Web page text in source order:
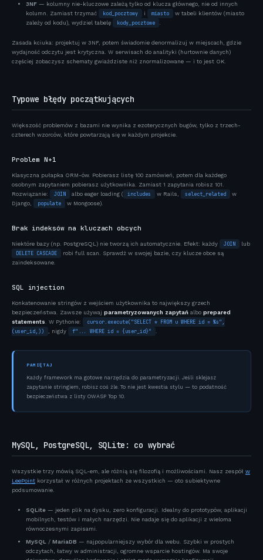
3NF — kolumny nie-kluczowe zależą tylko od klucza głównego, nie od innych
kolumn. Zamiast trzymać
kod_pocztowy i miasto
w tabeli klientów (miasto
zależy od kodu), wydziel tabelę
kody_pocztowe
Zasada kciuka: projektuj w 3NF, potem świadomie denormalizuj w miejscach, gdzie
wydajność odczytu jest krytyczna. W serwisach do analityki (hurtownie danych)
częściej zobaczysz schematy gwiaździste niż znormalizowane — i to jest OK.
Typowe błędy początkujących
Większość problemów z bazami nie wynika z ezoterycznych bugów, tylko z trzech-
czterech wzorców, które powtarzają się w każdym projekcie.
Problem N+1
Klasyczna pułapka ORM-ów. Pobierasz listę 100 zamówień, potem dla każdego
osobnym zapytaniem pobierasz użytkownika. Zamiast 1 zapytania robisz 101.
Rozwiązanie:
JOIN albo eager loading ( includes w Rails, select_related
w
Django,
populate w Mongoose).
Brak indeksów na kluczach obcych
Niektóre bazy (np. PostgreSQL) nie tworzą ich automatycznie. Efekt: każdy JOIN lub
DELETE CASCADE
robi full scan. Sprawdź w swojej bazie, czy klucze obce są
zaindeksowane.
SQL injection
Konkatenowanie stringów z wejściem użytkownika to największy grzech
bezpieczeństwa. Zawsze używaj parametryzowanych zapytań albo prepared
statements . W Pythonie:
cursor.execute("SELECT * FROM u WHERE id = %s",
(user_id,))
, nigdy f"... WHERE id = {user_id}"
PAMIĘTAJ
Każdy framework ma gotowe narzędzia do parametryzacji. Jeśli sklejasz
zapytanie stringiem, robisz coś źle. To nie jest kwestia stylu — to podatność
bezpieczeństwa z listy OWASP Top 10.
MySQL, PostgreSQL, SQLite: co wybrać
Wszystkie trzy mówią SQL-em, ale różnią się filozofią i możliwościami. Nasz zespół w
LeePoint korzystał w różnych projektach ze wszystkich — oto subiektywne
podsumowanie.
SQLite — jeden plik na dysku, zero konfiguracji. Idealny do prototypów, aplikacji
mobilnych, testów i małych narzędzi. Nie nadaje się do aplikacji z wieloma
równoczesnymi zapisami.
MySQL
/ MariaDB — najpopularniejszy wybór dla webu. Szybki w prostych
odczytach, łatwy w administracji, ogromne wsparcie hostingów. Ma swoje